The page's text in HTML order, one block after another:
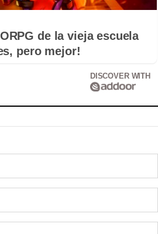
de la vieja escuela
pero mejor!
DISCOVER WITH